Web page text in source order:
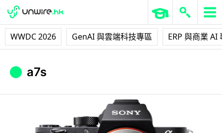
WWDC 2026 GenAI 與雲端科技專區 ERP 與商業 AI
a7s